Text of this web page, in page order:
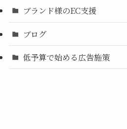
ブランド様のEC支援
ブログ
低予算で始める広告施策